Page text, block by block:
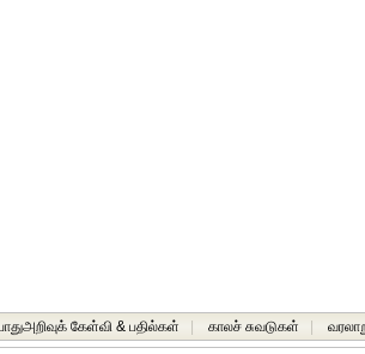
கேள்வி & பதில்கள் காலச் சுவடுகள்